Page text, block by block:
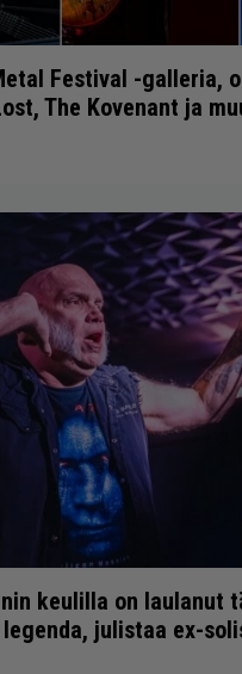
Festival -galleria,
The Kovenant ja
keulilla on laulanut
julistaa ex-